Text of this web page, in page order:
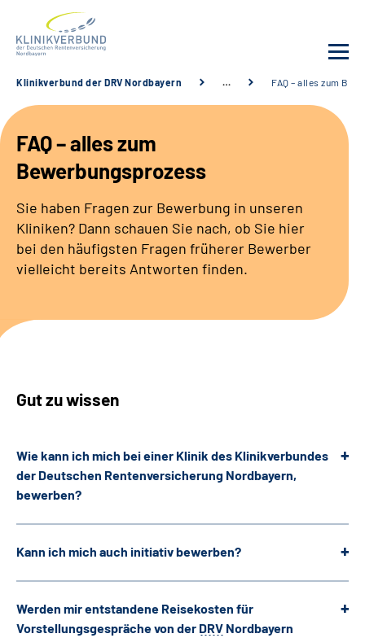
Unsere Kliniken
Behandlungsangebot
Karriere
Klinikverbund der DRV Nordbayern … FAQ – alles zum
FAQ – alles zum
Bewerbungsprozess
Sie haben Fragen zur Bewerbung in unseren
Kliniken? Dann schauen Sie nach, ob Sie hier
bei den häufigsten Fragen früherer Bewerber
vielleicht bereits Antworten finden.
Gut zu wissen
Wie kann ich mich bei einer Klinik des Klinikverbundes
der Deutschen Rentenversicherung Nordbayern,
bewerben?
Kann ich mich auch initiativ bewerben?
Werden mir entstandene Reisekosten für
Vorstellungsgespräche von der DRV Nordbayern